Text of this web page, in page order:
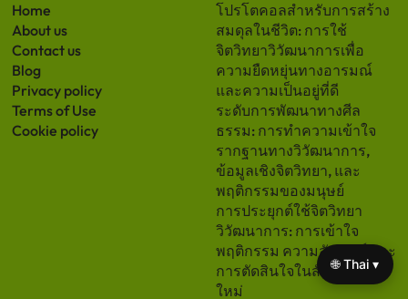
Home
About us
Contact us
Blog
Privacy policy
Terms of Use
Cookie policy
โปรโตคอลสำหรับการสร้าง
สมดุลในชีวิต: การใช้
จิตวิทยาวิวัฒนาการเพื่อ
ความยืดหยุ่นทางอารมณ์
และความเป็นอยู่ที่ดี
ระดับการพัฒนาทางศีล
ธรรม: การทำความเข้าใจ
รากฐานทางวิวัฒนาการ,
ข้อมูลเชิงจิตวิทยา, และ
พฤติกรรมของมนุษย์
การประยุกต์ใช้จิตวิทยา
วิวัฒนาการ: การเข้าใจ
พฤติกรรม ความสัมพันธ์ และ
การตัดสินใจในสังคมสมัย
ใหม่
🌐 Thai ▾